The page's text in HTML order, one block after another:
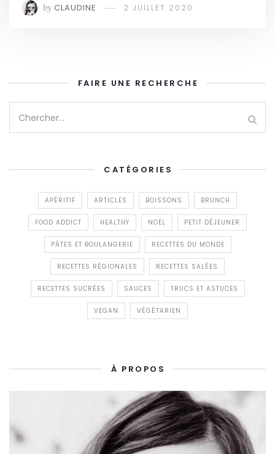
by CLAUDINE 2 JUILLET 2020
FAIRE UNE RECHERCHE
CATÉGORIES
APÉRITIF ARTICLES BOISSONS BRUNCH
FOOD ADDICT HEALTHY NOËL PETIT DÉJEUNER
PÂTES ET BOULANGERIE RECETTES DU MONDE
RECETTES RÉGIONALES RECETTES SALÉES
RECETTES SUCRÉES SAUCES TRUCS ET ASTUCES
VEGAN VÉGÉTARIEN
À PROPOS